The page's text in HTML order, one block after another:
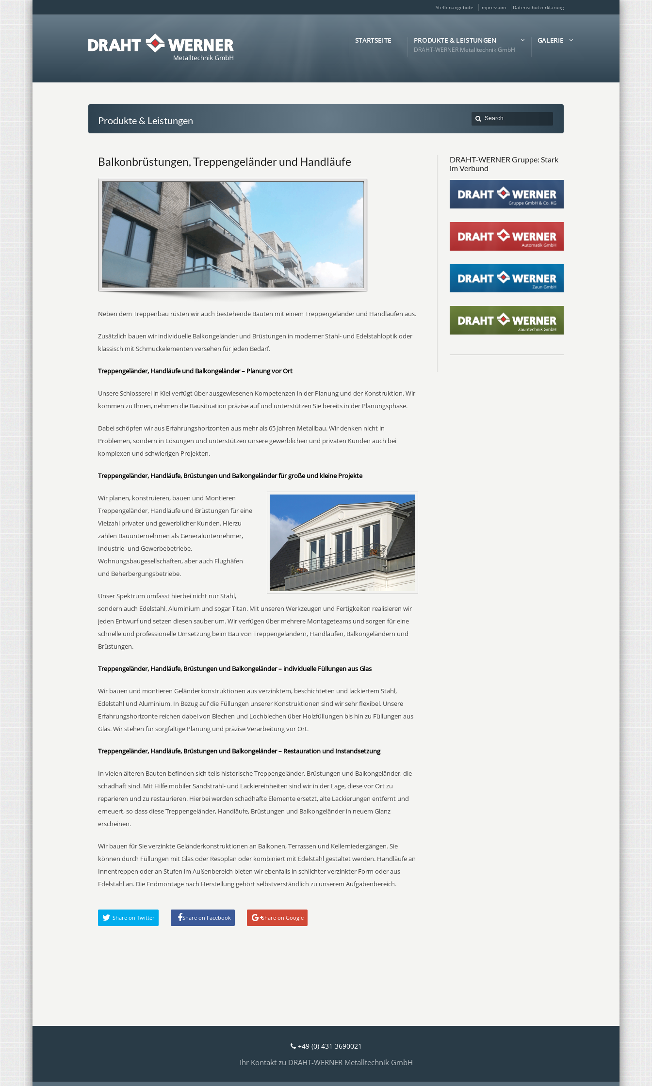
Stellenangebote Impressum Datenschutzerklärung
STARTSEITE PRODUKTE & LEISTUNGEN
DRAHT-WERNER Metalltechnik GmbH
GALERIE
Produkte & Leistungen
Balkonbrüstungen, Treppengeländer und Handläufe
Neben dem Treppenbau rüsten wir auch bestehende Bauten mit einem Treppengeländer und Handläufen aus.
Zusätzlich bauen wir individuelle Balkongeländer und Brüstungen in moderner Stahl- und Edelstahloptik oder
klassisch mit Schmuckelementen versehen für jeden Bedarf.
Treppengeländer, Handläufe und Balkongeländer – Planung vor Ort
Unsere Schlosserei in Kiel verfügt über ausgewiesenen Kompetenzen in der Planung und der Konstruktion. Wir
kommen zu Ihnen, nehmen die Bausituation präzise auf und unterstützen Sie bereits in der Planungsphase.
Dabei schöpfen wir aus Erfahrungshorizonten aus mehr als 65 Jahren Metallbau. Wir denken nicht in
Problemen, sondern in Lösungen und unterstützen unsere gewerblichen und privaten Kunden auch bei
komplexen und schwierigen Projekten.
Treppengeländer, Handläufe, Brüstungen und Balkongeländer für große und kleine Projekte
Wir planen, konstruieren, bauen und Montieren
Treppengeländer, Handläufe und Brüstungen für eine
Vielzahl privater und gewerblicher Kunden. Hierzu
zählen Bauunternehmen als Generalunternehmer,
Industrie- und Gewerbebetriebe,
Wohnungsbaugesellschaften, aber auch Flughäfen
und Beherbergungsbetriebe.
Unser Spektrum umfasst hierbei nicht nur Stahl,
sondern auch Edelstahl, Aluminium und sogar Titan. Mit unseren Werkzeugen und Fertigkeiten realisieren wir
jeden Entwurf und setzen diesen sauber um. Wir verfügen über mehrere Montageteams und sorgen für eine
schnelle und professionelle Umsetzung beim Bau von Treppengeländern, Handläufen, Balkongeländern und
Brüstungen.
Treppengeländer, Handläufe, Brüstungen und Balkongeländer – individuelle Füllungen aus Glas
Wir bauen und montieren Geländerkonstruktionen aus verzinktem, beschichteten und lackiertem Stahl,
Edelstahl und Aluminium. In Bezug auf die Füllungen unserer Konstruktionen sind wir sehr flexibel. Unsere
Erfahrungshorizonte reichen dabei von Blechen und Lochblechen über Holzfüllungen bis hin zu Füllungen aus
Glas. Wir stehen für sorgfältige Planung und präzise Verarbeitung vor Ort.
Treppengeländer, Handläufe, Brüstungen und Balkongeländer – Restauration und Instandsetzung
In vielen älteren Bauten befinden sich teils historische Treppengeländer, Brüstungen und Balkongeländer, die
schadhaft sind. Mit Hilfe mobiler Sandstrahl- und Lackiereinheiten sind wir in der Lage, diese vor Ort zu
reparieren und zu restaurieren. Hierbei werden schadhafte Elemente ersetzt, alte Lackierungen entfernt und
erneuert, so dass diese Treppengeländer, Handläufe, Brüstungen und Balkongeländer in neuem Glanz
erscheinen.
Wir bauen für Sie verzinkte Geländerkonstruktionen an Balkonen, Terrassen und Kellerniedergängen. Sie
können durch Füllungen mit Glas oder Resoplan oder kombiniert mit Edelstahl gestaltet werden. Handläufe an
Innentreppen oder an Stufen im Außenbereich bieten wir ebenfalls in schlichter verzinkter Form oder aus
Edelstahl an. Die Endmontage nach Herstellung gehört selbstverständlich zu unserem Aufgabenbereich.
Share on Twitter Share on Facebook Share on Google
DRAHT-WERNER Gruppe: Stark
im Verbund
+49 (0) 431 3690021
Ihr Kontakt zu DRAHT-WERNER Metalltechnik GmbH